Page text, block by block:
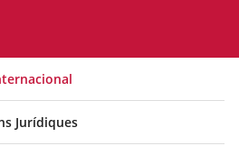
Jurídiques